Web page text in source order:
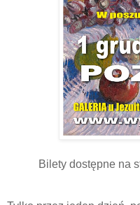
Bilety dostępne na